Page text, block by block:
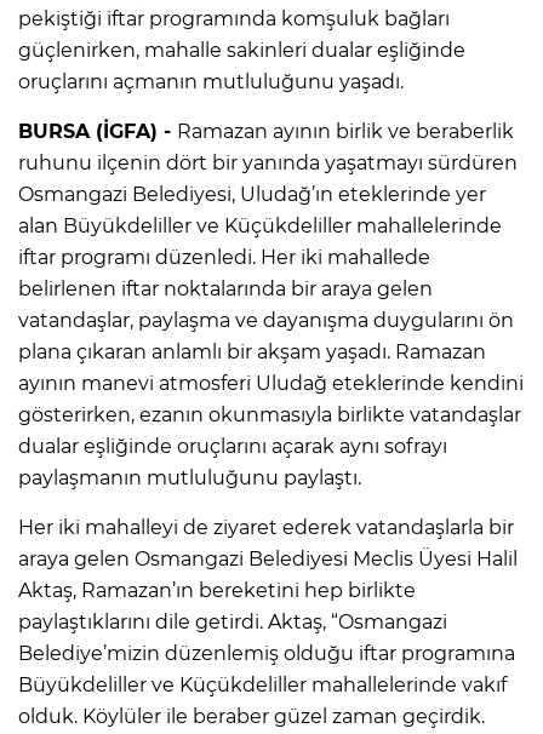
pekiştiği iftar programında komşuluk bağları
güçlenirken, mahalle sakinleri dualar eşliğinde
oruçlarını açmanın mutluluğunu yaşadı.
BURSA (İGFA) - Ramazan ayının birlik ve beraberlik
ruhunu ilçenin dört bir yanında yaşatmayı sürdüren
Osmangazi Belediyesi, Uludağ’ın eteklerinde yer
alan Büyükdeliller ve Küçükdeliller mahallelerinde
iftar programı düzenledi. Her iki mahallede
belirlenen iftar noktalarında bir araya gelen
vatandaşlar, paylaşma ve dayanışma duygularını ön
plana çıkaran anlamlı bir akşam yaşadı. Ramazan
ayının manevi atmosferi Uludağ eteklerinde kendini
gösterirken, ezanın okunmasıyla birlikte vatandaşlar
dualar eşliğinde oruçlarını açarak aynı sofrayı
paylaşmanın mutluluğunu paylaştı.
Her iki mahalleyi de ziyaret ederek vatandaşlarla bir
araya gelen Osmangazi Belediyesi Meclis Üyesi Halil
Aktaş, Ramazan’ın bereketini hep birlikte
paylaştıklarını dile getirdi. Aktaş, “Osmangazi
Belediye’mizin düzenlemiş olduğu iftar programına
Büyükdeliller ve Küçükdeliller mahallelerinde vakıf
olduk. Köylüler ile beraber güzel zaman geçirdik.